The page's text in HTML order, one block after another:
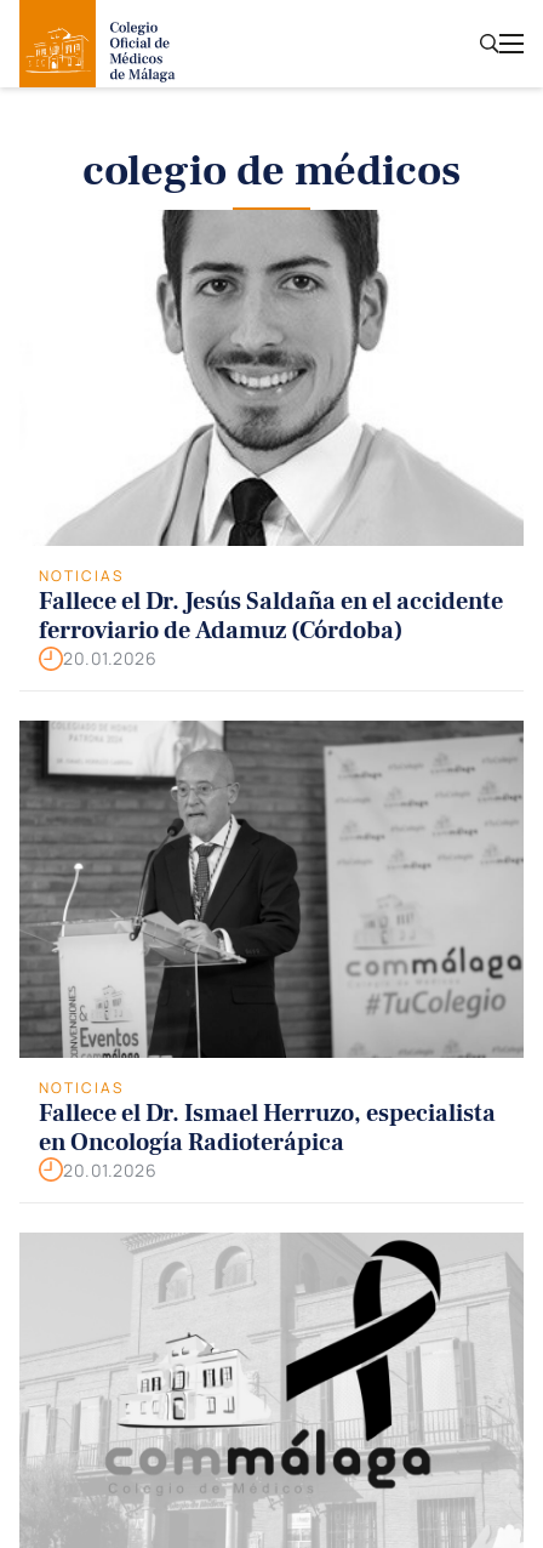
colegio de médicos
NOTICIAS
Fallece el Dr. Jesús Saldaña en el accidente
ferroviario de Adamuz (Córdoba)
20.01.2026
NOTICIAS
Fallece el Dr. Ismael Herruzo, especialista
en Oncología Radioterápica
20.01.2026